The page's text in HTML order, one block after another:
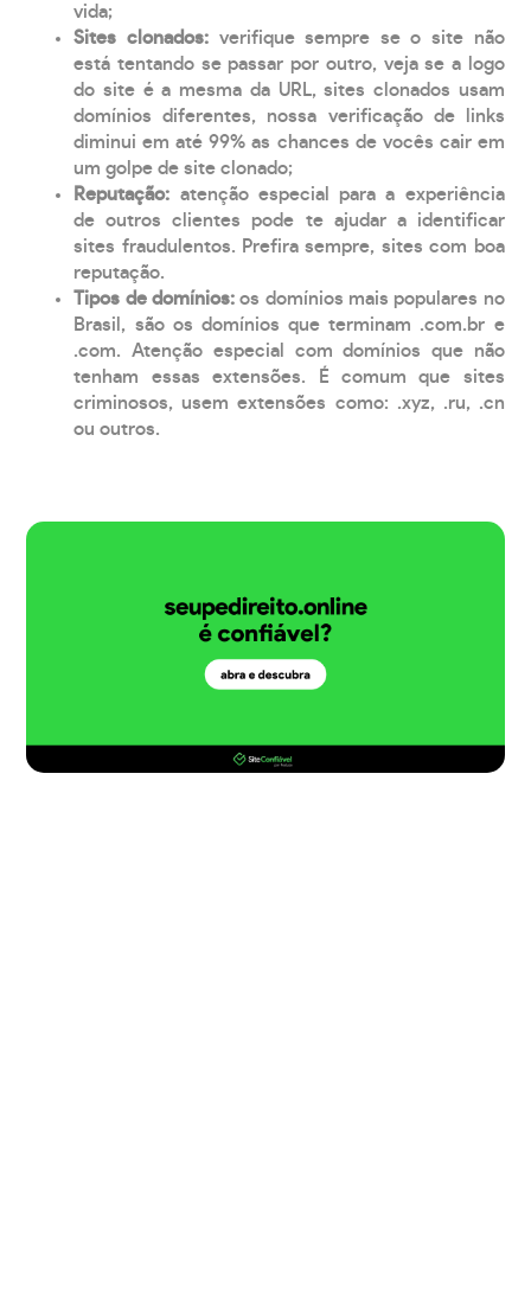
vida;
Sites clonados: verifique sempre se o site não
está tentando se passar por outro, veja se a logo
do site é a mesma da URL, sites clonados usam
domínios diferentes, nossa verificação de links
diminui em até 99% as chances de vocês cair em
um golpe de site clonado;
Reputação: atenção especial para a experiência
de outros clientes pode te ajudar a identificar
sites fraudulentos. Prefira sempre, sites com boa
reputação.
Tipos de domínios:os domínios mais populares no
Brasil, são os domínios que terminam .com.br e
.com. Atenção especial com domínios que não
tenham essas extensões. É comum que sites
criminosos, usem extensões como: .xyz, .ru, .cn
ou outros.